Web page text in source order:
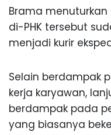
Brama
di-PHK tersebut
menjadi kurir
Selain berdampak
kerja karyawan,
berdampak pada
yang biasanya